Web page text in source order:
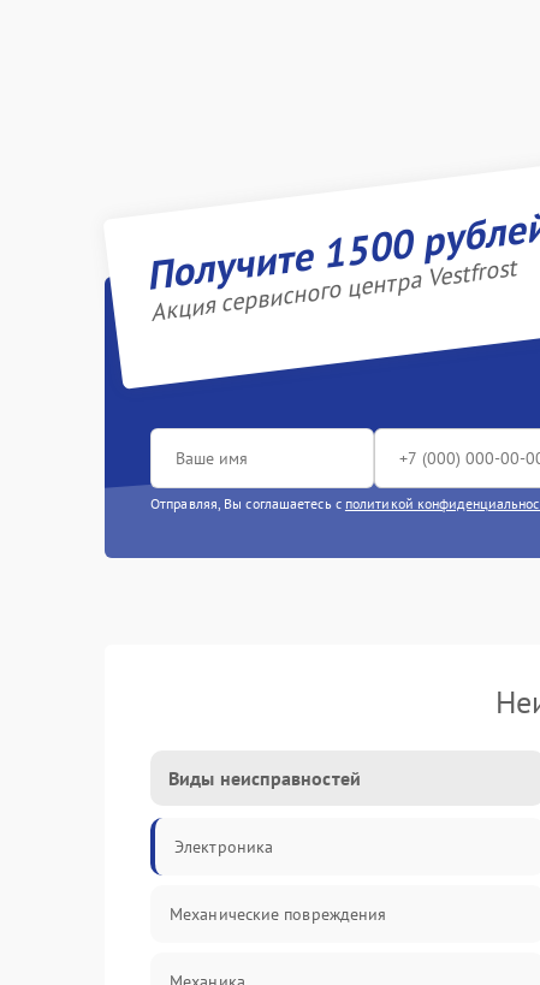
Получите 1500
Акция сервисного центра Vestfrost
Отправляя, Вы соглашаетесь с политикой
Виды неисправностей
Электроника
Механические повреждения